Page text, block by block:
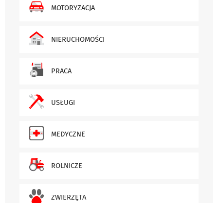
MOTORYZACJA
NIERUCHOMOŚCI
PRACA
USŁUGI
MEDYCZNE
ROLNICZE
ZWIERZĘTA